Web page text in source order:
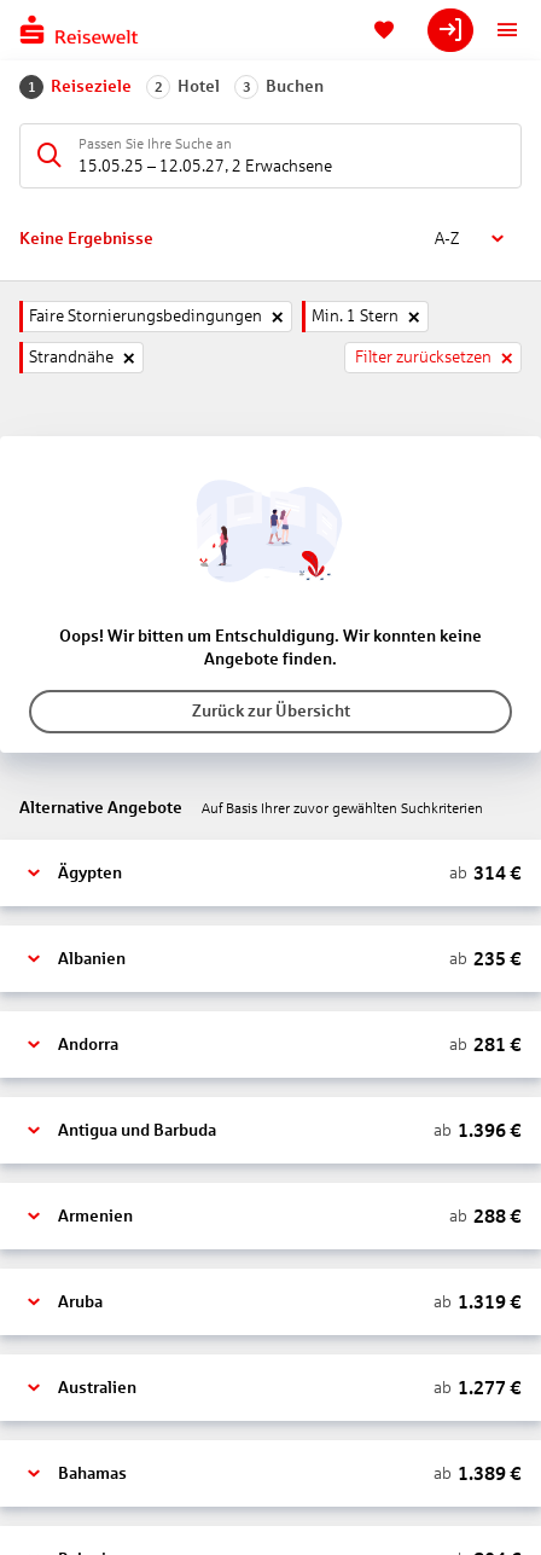
1 Reiseziele 2 Hotel 3 Buchen
Passen Sie Ihre Suche an
15.05.25 – 12.05.27, 2 Erwachsene
Keine Ergebnisse A-Z
Faire Stornierungsbedingungen Min. 1 Stern
Strandnähe Filter zurücksetzen
Oops! Wir bitten um Entschuldigung. Wir konnten keine
Angebote finden.
Zurück zur Übersicht
Alternative Angebote Auf Basis Ihrer zuvor gewählten Suchkriterien
Ägypten ab 314€
Albanien ab 235 €
Andorra ab 281 €
Antigua und Barbuda ab 1.396€
Armenien ab 288€
Aruba ab 1.319€
Australien ab 1.277 €
Bahamas ab 1.389€